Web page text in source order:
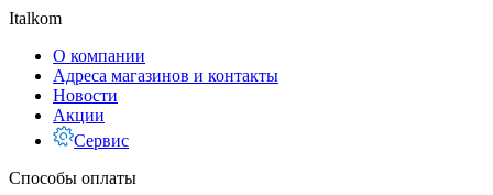
Italkom
О компании
Адреса магазинов и контакты
Новости
Акции
Сервис
Способы оплаты